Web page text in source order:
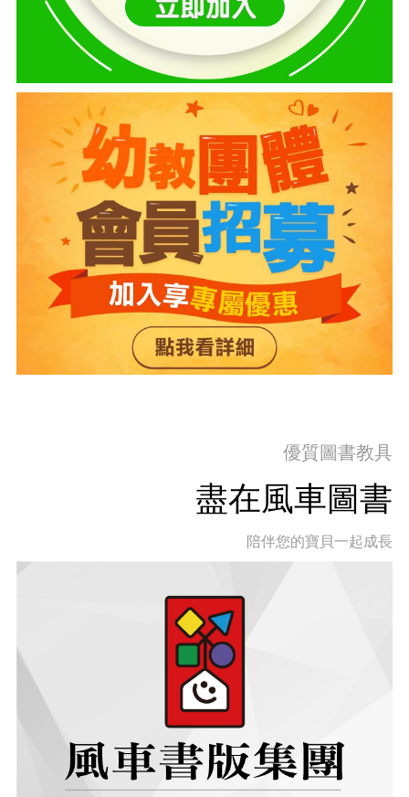
優質圖書教具
盡在風車圖書
陪伴您的寶貝一起成長